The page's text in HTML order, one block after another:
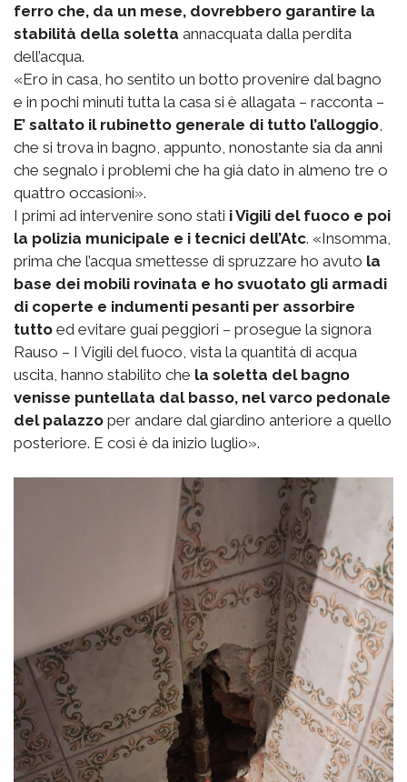
ferro che, da un mese, dovrebbero garantire la
stabilità della soletta annacquata dalla perdita
dell’acqua.
«Ero in casa, ho sentito un botto provenire dal bagno
e in pochi minuti tutta la casa si è allagata – racconta –
E’ saltato il rubinetto generale di tutto l’alloggio,
che si trova in bagno, appunto, nonostante sia da anni
che segnalo i problemi che ha già dato in almeno tre o
quattro occasioni».
I primi ad intervenire sono stati i Vigili del fuoco e poi
la polizia municipale e i tecnici dell’Atc. «Insomma,
prima che l’acqua smettesse di spruzzare ho avuto la
base dei mobili rovinata e ho svuotato gli armadi
di coperte e indumenti pesanti per assorbire
tutto ed evitare guai peggiori – prosegue la signora
Rauso – I Vigili del fuoco, vista la quantità di acqua
uscita, hanno stabilito che la soletta del bagno
venisse puntellata dal basso, nel varco pedonale
del palazzo per andare dal giardino anteriore a quello
posteriore. E così è da inizio luglio».